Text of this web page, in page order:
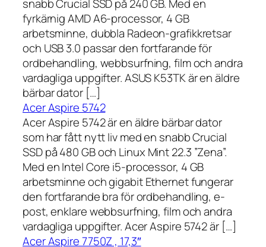
snabb Crucial SSD på 240 GB. Med en
fyrkärnig AMD A6-processor, 4 GB
arbetsminne, dubbla Radeon-grafikkretsar
och USB 3.0 passar den fortfarande för
ordbehandling, webbsurfning, film och andra
vardagliga uppgifter. ASUS K53TK är en äldre
bärbar dator […]
Acer Aspire 5742
Acer Aspire 5742 är en äldre bärbar dator
som har fått nytt liv med en snabb Crucial
SSD på 480 GB och Linux Mint 22.3 ”Zena”.
Med en Intel Core i5-processor, 4 GB
arbetsminne och gigabit Ethernet fungerar
den fortfarande bra för ordbehandling, e-
post, enklare webbsurfning, film och andra
vardagliga uppgifter. Acer Aspire 5742 är […]
Acer Aspire 7750Z , 17,3″